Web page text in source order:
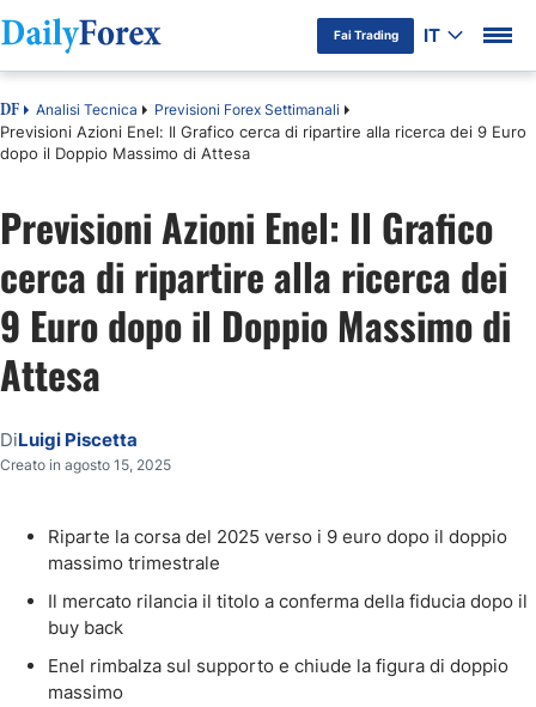
Fai Trading IT
DF Analisi Tecnica Previsioni Forex Settimanali
Previsioni Azioni Enel: Il Grafico cerca di ripartire alla ricerca dei 9 Euro
dopo il Doppio Massimo di Attesa
Previsioni Azioni Enel: Il Grafico
cerca di ripartire alla ricerca dei
9 Euro dopo il Doppio Massimo di
Attesa
DiLuigi Piscetta
Creato in agosto 15, 2025
Riparte la corsa del 2025 verso i 9 euro dopo il doppio
massimo trimestrale
Il mercato rilancia il titolo a conferma della fiducia dopo il
buy back
Enel rimbalza sul supporto e chiude la figura di doppio
massimo